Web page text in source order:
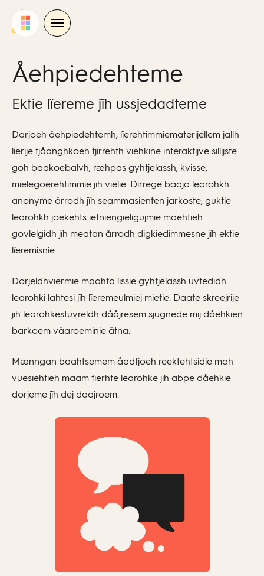
Åehpiedehteme
Ektie lïereme jïh ussjedadteme
Darjoeh åehpiedehtemh, lïerehtimmiematerijellem jallh
lïerije tjåanghkoeh tjïrrehth viehkine interaktijve sïllijste
goh baakoebalvh, ræhpas gyhtjelassh, kvisse,
mïelegoerehtimmie jïh vielie. Dïrrege baaja learohkh
anonyme årrodh jïh seammasienten jarkoste, guktie
learohkh joekehts ietniengïeligujmie maehtieh
govlelgidh jïh meatan årrodh digkiedimmesne jïh ektie
lïeremisnie.
Dorjeldhviermie maahta lissie gyhtjelassh uvtedidh
learohki lahtesi jïh lïeremeulmiej mietie. Daate skreejrije
jïh learohkestuvreldh dååjresem sjugnede mij dåehkien
barkoem våaroeminie åtna.
Mænngan baahtsemem åadtjoeh reektehtsidie mah
vuesiehtieh maam fïerhte learohke jïh abpe dåehkie
dorjeme jïh dej daajroem.